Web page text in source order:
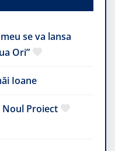
se va lansa
Ori”
Ioane
Noul Proiect